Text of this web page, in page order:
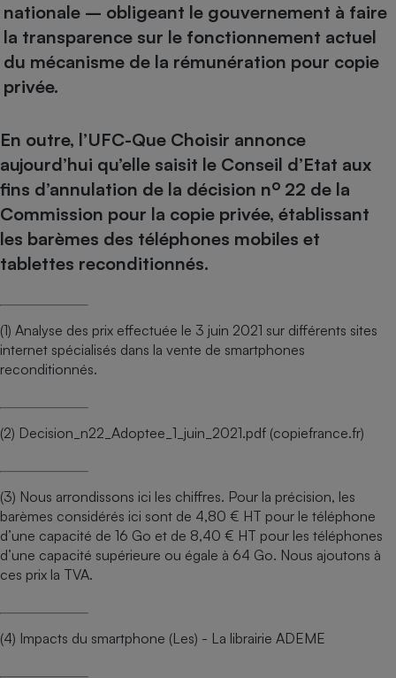
nationale – obligeant le gouvernement à faire
la transparence sur le fonctionnement actuel
du mécanisme de la rémunération pour copie
privée.
En outre, l’UFC-Que Choisir annonce
aujourd’hui qu’elle saisit le Conseil d’Etat aux
fins d’annulation de la décision no 22 de la
Commission pour la copie privée, établissant
les barèmes des téléphones mobiles et
tablettes reconditionnés.
(1) Analyse des prix effectuée le 3 juin 2021 sur différents sites
internet spécialisés dans la vente de smartphones
reconditionnés.
(2) Decision_n22_Adoptee_1_juin_2021.pdf (copiefrance.fr)
(3) Nous arrondissons ici les chiffres. Pour la précision, les
barèmes considérés ici sont de 4,80 € HT pour le téléphone
d’une capacité de 16 Go et de 8,40 € HT pour les téléphones
d’une capacité supérieure ou égale à 64 Go. Nous ajoutons à
ces prix la TVA.
(4) Impacts du smartphone (Les) - La librairie ADEME